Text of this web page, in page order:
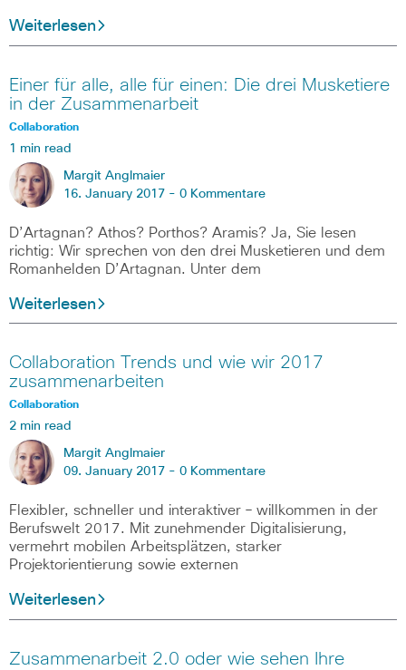
Weiterlesen
Einer für alle, alle für einen: Die drei Musketiere
in der Zusammenarbeit
Collaboration
1 min read
Margit Anglmaier
16. January 2017 - 0 Kommentare
D’Artagnan? Athos? Porthos? Aramis? Ja, Sie lesen
richtig: Wir sprechen von den drei Musketieren und dem
Romanhelden D’Artagnan. Unter dem
Weiterlesen
Collaboration Trends und wie wir 2017
zusammenarbeiten
Collaboration
2 min read
Margit Anglmaier
09. January 2017 - 0 Kommentare
Flexibler, schneller und interaktiver – willkommen in der
Berufswelt 2017. Mit zunehmender Digitalisierung,
vermehrt mobilen Arbeitsplätzen, starker
Projektorientierung sowie externen
Weiterlesen
Zusammenarbeit 2.0 oder wie sehen Ihre